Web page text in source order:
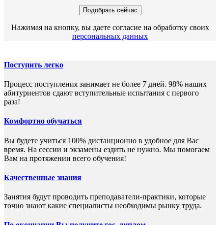
Нажимая на кнопку, вы даете согласие на обработку своих
персональных данных
Поступить легко
Процесс поступления занимает не более 7 дней. 98% наших
абитуриентов сдают вступительные испытания с первого
раза!
Комфортно обучаться
Вы будете учиться 100% дистанционно в удобное для Вас
время. На сессии и экзамены ездить не нужно. Мы помогаем
Вам на протяжении всего обучения!
Качественные знания
Занятия будут проводить преподаватели-практики, которые
точно знают какие специалисты необходимы рынку труда.